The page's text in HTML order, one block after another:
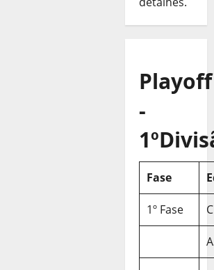
Playoff
-
Fase
1º Fase